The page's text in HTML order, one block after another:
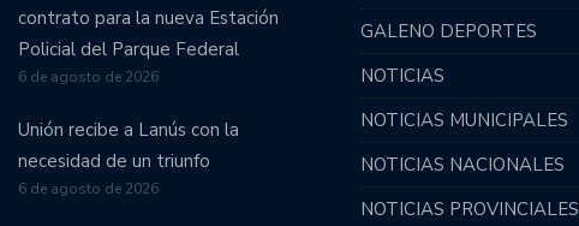
pretemporada.
gira por Santiago del Estero.
como visitante y complicó su permanencia en primera
contrato para la nueva Estación
Policial del Parque Federal
6 de agosto de 2026
Unión recibe a Lanús con la
necesidad de un triunfo
6 de agosto de 2026
GALENO DEPORTES
NOTICIAS
NOTICIAS MUNICIPALES
NOTICIAS NACIONALES
NOTICIAS PROVINCIALES